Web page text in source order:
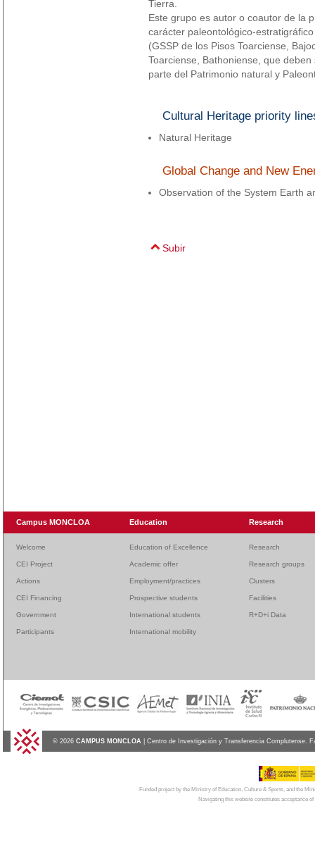
Tierra.
Este grupo es autor o coautor de la
carácter paleontológico-
(GSSP de los Pisos Toarciense,
Toarciense, Bathoniense, que
parte del Patrimonio natural y
Cultural Heritage priority
Natural Heritage
Global Change and New
Observation of the System Earth
Subir
Campus MONCLOA Education Research
Welcome Education of Excellence Research
CEI Project Academic offer Research groups
Actions Employment/practices Clusters
CEI Financing Prospective students Facilities
Government International students R+D+i Data
Participants International mobility
© 2026 CAMPUS MONCLOA | Centro de Investigación y Transferencia Complutense.
Funded project by the Ministry of Education, Culture & Sports, and the
Navigating this website constitutes acceptance